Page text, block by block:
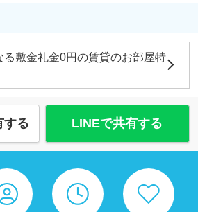
敷金礼金0円の賃貸のお部屋特
する LINEで共有する